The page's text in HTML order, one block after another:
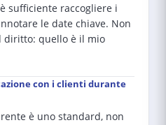
sufficiente raccogliere i
le date chiave. Non
diritto: quello è il mio
con i clienti durante
è uno standard, non